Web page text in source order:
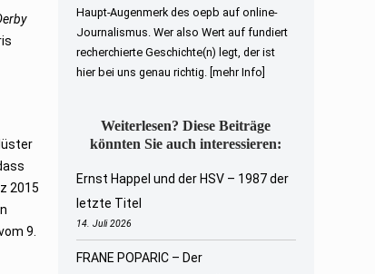
2015
9.
Haupt-Augenmerk des oepb auf online-
Journalismus. Wer also Wert auf fundiert
recherchierte Geschichte(n) legt, der ist
hier bei uns genau richtig. [mehr Info]
Weiterlesen? Diese Beiträge
könnten Sie auch interessieren:
Ernst Happel und der HSV – 1987 der
letzte Titel
14. Juli 2026
FRANE POPARIC – Der